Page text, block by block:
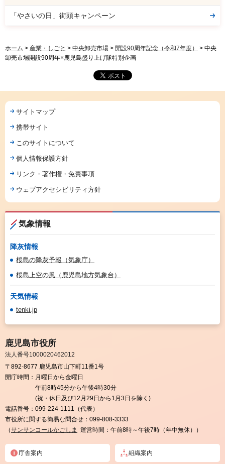
「やさいの日」街頭キャンペーン
ホーム > 産業・しごと > 中央卸売市場 > 開設90周年記念（令和7年度）
> 中央
卸売市場開設90周年×鹿児島盛り上げ隊特別企画
サイトマップ
携帯サイト
このサイトについて
個人情報保護方針
リンク・著作権・免責事項
ウェブアクセシビリティ方針
気象情報
降灰情報
桜島の降灰予報（気象庁）
桜島上空の風（鹿児島地方気象台）
天気情報
tenki.jp
鹿児島市役所
法人番号1000020462012
〒892-8677 鹿児島市山下町11番1号
開庁時間： 月曜日から金曜日
午前8時45分から午後4時30分
(祝・休日及び12月29日から1月3日を除く)
電話番号： 099-224-1111（代表）
市役所に関する簡易な問合せ： 099-808-3333
（サンサンコールかごしま 運営時間：午前8時～午後7時（年中無休））
庁舎案内 組織案内